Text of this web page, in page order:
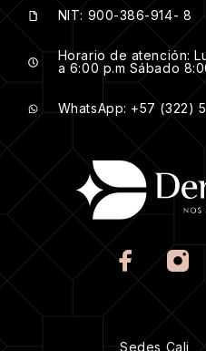
NIT: 900-386-914- 8
Horario de atención:
a 6:00 p.m Sábado
WhatsApp: +57 (322)
Sedes Cali